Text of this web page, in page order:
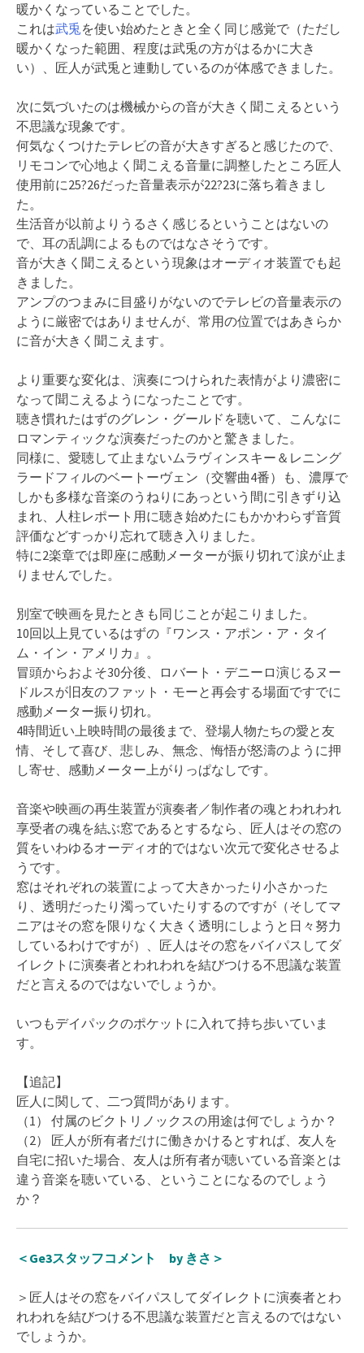
暖かくなっていることでした。
これは武兎を使い始めたときと全く同じ感覚で（ただし
暖かくなった範囲、程度は武兎の方がはるかに大き
い）、匠人が武兎と連動しているのが体感できました。
次に気づいたのは機械からの音が大きく聞こえるという
不思議な現象です。
何気なくつけたテレビの音が大きすぎると感じたので、
リモコンで心地よく聞こえる音量に調整したところ匠人
使用前に25?26だった音量表示が22?23に落ち着きまし
た。
生活音が以前よりうるさく感じるということはないの
で、耳の乱調によるものではなさそうです。
音が大きく聞こえるという現象はオーディオ装置でも起
きました。
アンプのつまみに目盛りがないのでテレビの音量表示の
ように厳密ではありませんが、常用の位置ではあきらか
に音が大きく聞こえます。
より重要な変化は、演奏につけられた表情がより濃密に
なって聞こえるようになったことです。
聴き慣れたはずのグレン・グールドを聴いて、こんなに
ロマンティックな演奏だったのかと驚きました。
同様に、愛聴して止まないムラヴィンスキー＆レニング
ラードフィルのベートーヴェン（交響曲4番）も、濃厚で
しかも多様な音楽のうねりにあっという間に引きずり込
まれ、人柱レポート用に聴き始めたにもかかわらず音質
評価などすっかり忘れて聴き入りました。
特に2楽章では即座に感動メーターが振り切れて涙が止ま
りませんでした。
別室で映画を見たときも同じことが起こりました。
10回以上見ているはずの『ワンス・アポン・ア・タイ
ム・イン・アメリカ』。
冒頭からおよそ30分後、ロバート・デニーロ演じるヌー
ドルスが旧友のファット・モーと再会する場面ですでに
感動メーター振り切れ。
4時間近い上映時間の最後まで、登場人物たちの愛と友
情、そして喜び、悲しみ、無念、悔悟が怒濤のように押
し寄せ、感動メーター上がりっぱなしです。
音楽や映画の再生装置が演奏者／制作者の魂とわれわれ
享受者の魂を結ぶ窓であるとするなら、匠人はその窓の
質をいわゆるオーディオ的ではない次元で変化させるよ
うです。
窓はそれぞれの装置によって大きかったり小さかった
り、透明だったり濁っていたりするのですが（そしてマ
ニアはその窓を限りなく大きく透明にしようと日々努力
しているわけですが）、匠人はその窓をバイパスしてダ
イレクトに演奏者とわれわれを結びつける不思議な装置
だと言えるのではないでしょうか。
いつもデイパックのポケットに入れて持ち歩いていま
す。
【追記】
匠人に関して、二つ質問があります。
（1） 付属のビクトリノックスの用途は何でしょうか？
（2） 匠人が所有者だけに働きかけるとすれば、友人を
自宅に招いた場合、友人は所有者が聴いている音楽とは
違う音楽を聴いている、ということになるのでしょう
か？
＜Ge3スタッフコメント by きさ＞
＞匠人はその窓をバイパスしてダイレクトに演奏者とわ
れわれを結びつける不思議な装置だと言えるのではない
でしょうか。